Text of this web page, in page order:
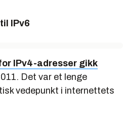
IPv6
IPv4-adresser gikk
Det var et lenge
vedepunkt i internettets